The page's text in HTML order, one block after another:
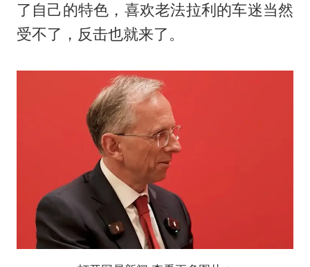
了自己的特色，喜欢老法拉利的车迷当然
受不了，反击也就来了。